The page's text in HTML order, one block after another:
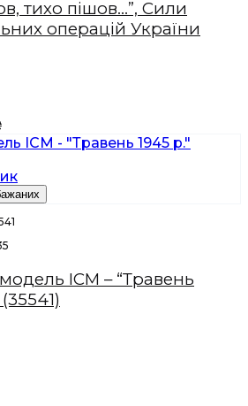
тихо пішов…”, Сили
операцій України
ICM – “Травень